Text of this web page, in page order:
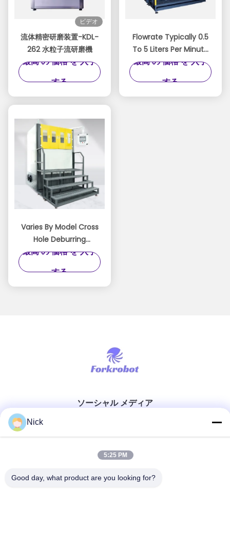
ビデオ
流体精密研磨装置-KDL-
262 水粒子流研磨機
最高 の 価格 を 入手
する
Flowrate Typically 0.5
To 5 Liters Per Minute
Abrasive Flow Machine
Platform For Precision
最高 の 価格 を 入手
する
Varies By Model Cross
Hole Deburring
Machine Featuring
Burr Removal
最高 の 価格 を 入手
する
ソーシャル メディア
迅速な連絡
00-86-15021631102
Nick
5:25 PM
Good day, what product are you looking for?